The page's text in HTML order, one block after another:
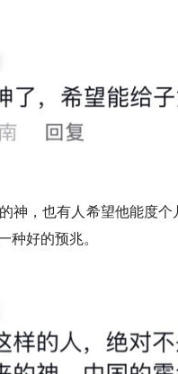
神，也有人希望他能度
好的预兆。